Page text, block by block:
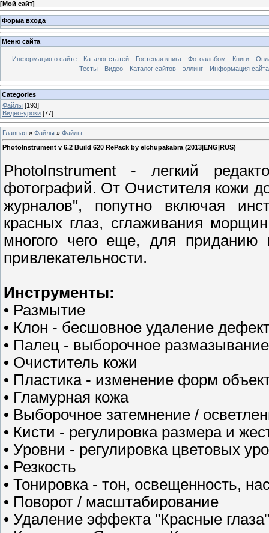
[Мой сайт]
Форма входа
Меню сайта
Информация о сайте Каталог статей Гостевая книга Фотоальбом Книги
Тесты
Видео Каталог сайтов эллинг Информация сайта
Categories
Файлы [193]
Видео-уроки [77]
Главная » Файлы » Файлы
PhotoInstrument v 6.2 Build 620 RePack by elchupakabra (2013|ENG|RUS)
PhotoInstrument - легкий
фотографий. От Очистителя кожи
журналов", попутно включая
красных глаз, сглаживания
многого чего еще, для приданию
привлекательности.
Инструменты:
• Размытие
• Клон - бесшовное удаление
• Палец - выборочное
• Очиститель кожи
• Пластика - изменение форм
• Гламурная кожа
• Выборочное затемнение /
• Кисти - регулировка размера и
• Уровни - регулировка цветовых
• Резкость
• Тонировка - тон, освещенность,
• Поворот / масштабирование
• Удаление эффекта "Красные